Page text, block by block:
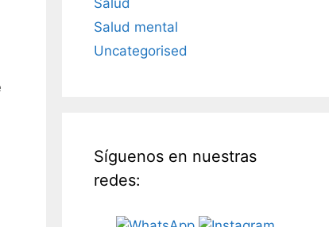
Salud mental
Uncategorised
Síguenos en nuestras
redes: